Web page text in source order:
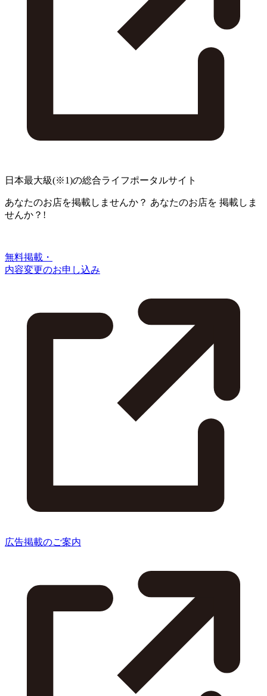
日本最大級(※1)の総合ライフポータルサイト
あなたのお店を掲載しませんか？ あなたのお店を 掲載しま
せんか？!
無料掲載・
内容変更のお申し込み
広告掲載のご案内